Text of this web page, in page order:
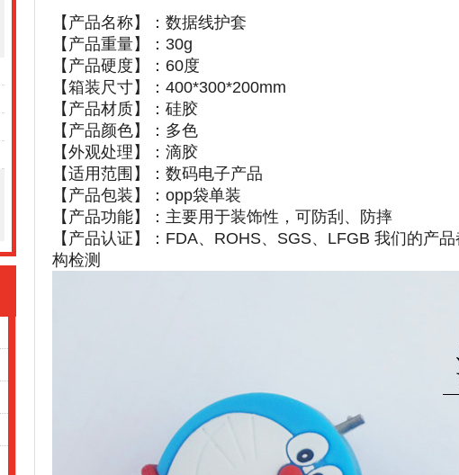
【产品名称】：数据线护套
【产品重量】：30g
【产品硬度】：60度
【箱装尺寸】：400*300*200mm
【产品材质】：硅胶
【产品颜色】：多色
【外观处理】：滴胶
【适用范围】：数码电子产品
【产品包装】：opp袋单装
【产品功能】：主要用于装饰性，可防刮、防摔
【产品认证】：FDA、ROHS、SGS、LFGB 我们的产
构检测